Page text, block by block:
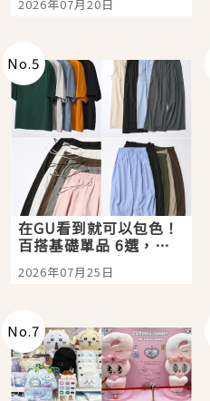
選
2026年07月20日
No.5
在GU看到就可以包色！
百搭基礎單品 6選，閉
眼全收也不心疼
2026年07月25日
No.7